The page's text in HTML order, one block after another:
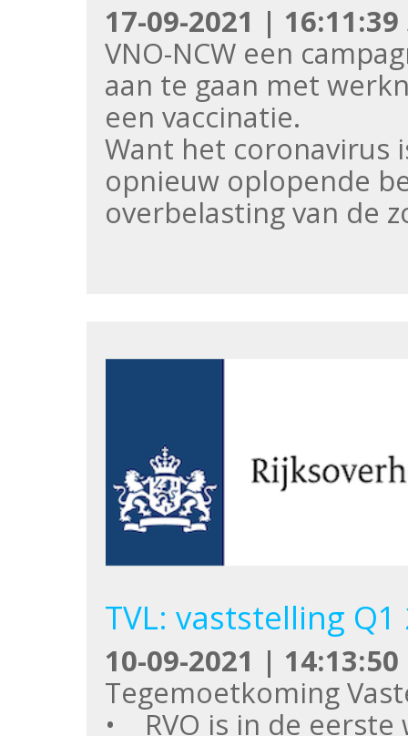
17-09-2021 | 16:11:39
VNO-NCW een
aan te gaan met
een vaccinatie.
Want het coronavirus
opnieuw oplopende
overbelasting van de
TVL: vaststelling
10-09-2021 | 14:13:50
Tegemoetkoming
• RVO is in de eerste